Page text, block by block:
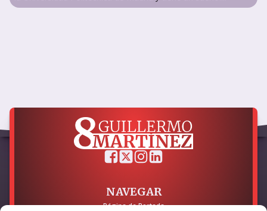
NAVEGAR
Página de Portada